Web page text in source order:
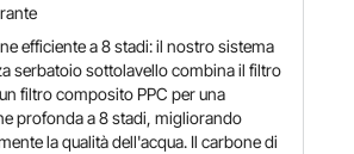
efficiente a 8 stadi: il nostro sistema
serbatoio sottolavello combina il filtro
filtro composito PPC per una
profonda a 8 stadi, migliorando
la qualità dell'acqua. Il carbone di